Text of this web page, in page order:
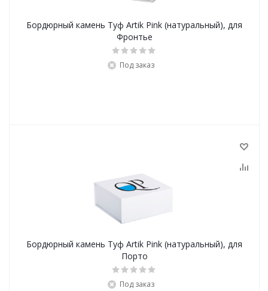
Бордюрный камень Туф Artik Pink (натуральный), для
Фронтье
Под заказ
Бордюрный камень Туф Artik Pink (натуральный), для
Порто
Под заказ